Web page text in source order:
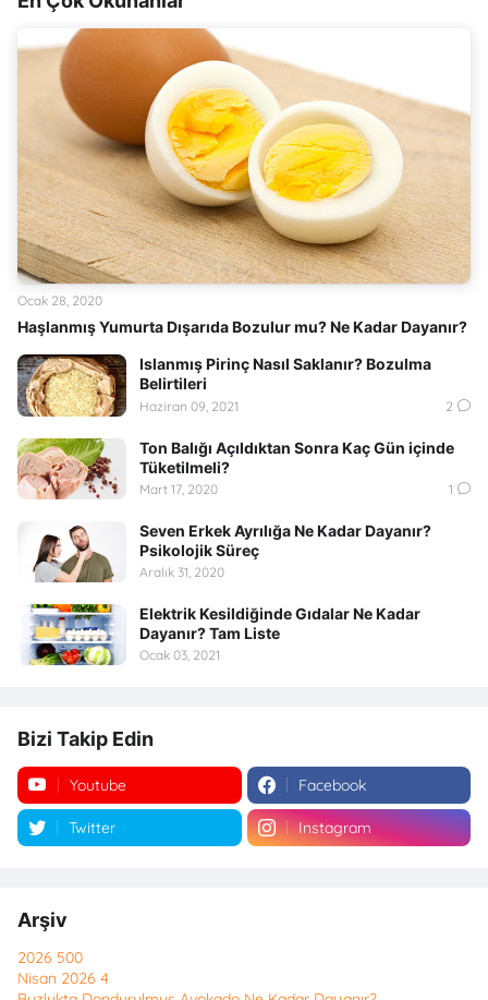
Haşlanmış Yumurta Dışarıda Bozulur mu? Ne Kadar Dayanır?
Ocak 28, 2020
Islanmış Pirinç Nasıl Saklanır? Bozulma
Belirtileri
Haziran 09, 2021 2
Ton Balığı Açıldıktan Sonra Kaç Gün içinde
Tüketilmeli?
Mart 17, 2020 1
Seven Erkek Ayrılığa Ne Kadar Dayanır?
Psikolojik Süreç
Aralık 31, 2020
Elektrik Kesildiğinde Gıdalar Ne Kadar
Dayanır? Tam Liste
Ocak 03, 2021
Bizi Takip Edin
Youtube Facebook
Twitter Instagram
Arşiv
2026 500
Nisan 2026 4